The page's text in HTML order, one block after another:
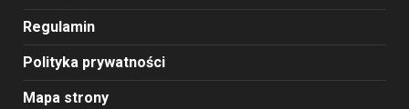
Regulamin
Polityka prywatności
Mapa strony